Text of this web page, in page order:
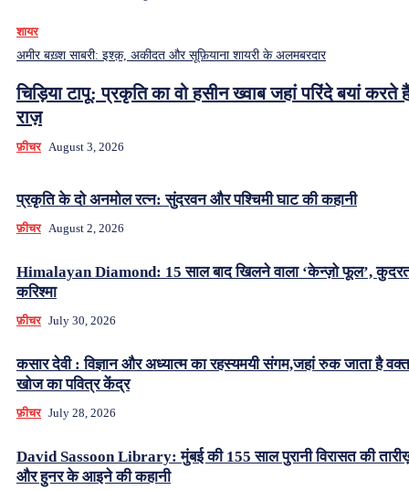
शायर
अमीर बख़्श साबरी: इश्क़, अकीदत और सूफ़ियाना शायरी के अलमबरदार
चिड़िया टापू: प्रकृति का वो हसीन ख्वाब जहां परिंदे बयां करते
राज़
फ़ीचर August 3, 2026
प्रकृति के दो अनमोल रत्न: सुंदरवन और पश्चिमी घाट की कहानी
फ़ीचर August 2, 2026
Himalayan Diamond: 15 साल बाद खिलने वाला ‘केन्ज़ो फूल’,
करिश्मा
फ़ीचर July 30, 2026
कसार देवी : विज्ञान और अध्यात्म का रहस्यमयी संगम,जहां रुक जाता है
खोज का पवित्र केंद्र
फ़ीचर July 28, 2026
David Sassoon Library: मुंबई की 155 साल पुरानी विरासत की
और हुनर के आइने की कहानी